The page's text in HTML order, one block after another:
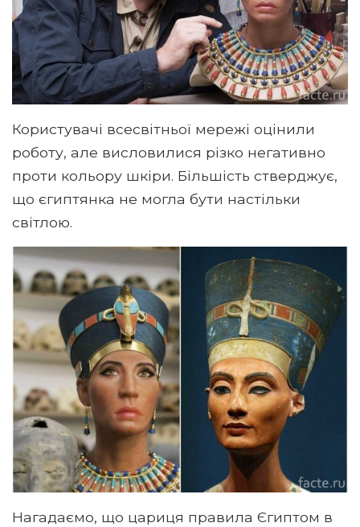
Користувачі всесвітньої мережі оцінили
роботу, але висловилися різко негативно
проти кольору шкіри. Більшість стверджує,
що єгиптянка не могла бути настільки
світлою.
Нагадаємо, що цариця правила Єгиптом в